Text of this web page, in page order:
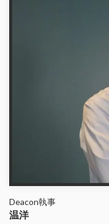
Deacon執事
温洋